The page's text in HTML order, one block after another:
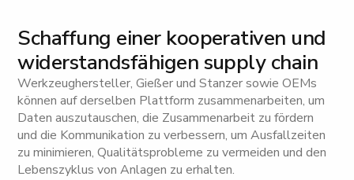
Schaffung einer kooperativen und
widerstandsfähigen supply chain
Werkzeughersteller, Gießer und Stanzer sowie OEMs
können auf derselben Plattform zusammenarbeiten, um
Daten auszutauschen, die Zusammenarbeit zu fördern
und die Kommunikation zu verbessern, um Ausfallzeiten
zu minimieren, Qualitätsprobleme zu vermeiden und den
Lebenszyklus von Anlagen zu erhalten.